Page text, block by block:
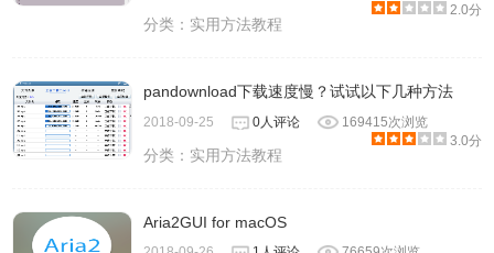
2.0分
分类： 实用方法教程
pandownload下载速度慢？试试以下几种方法
2018-09-25 0人评论
169415次浏览
3.0分
分类： 实用方法教程
Aria2GUI for macOS